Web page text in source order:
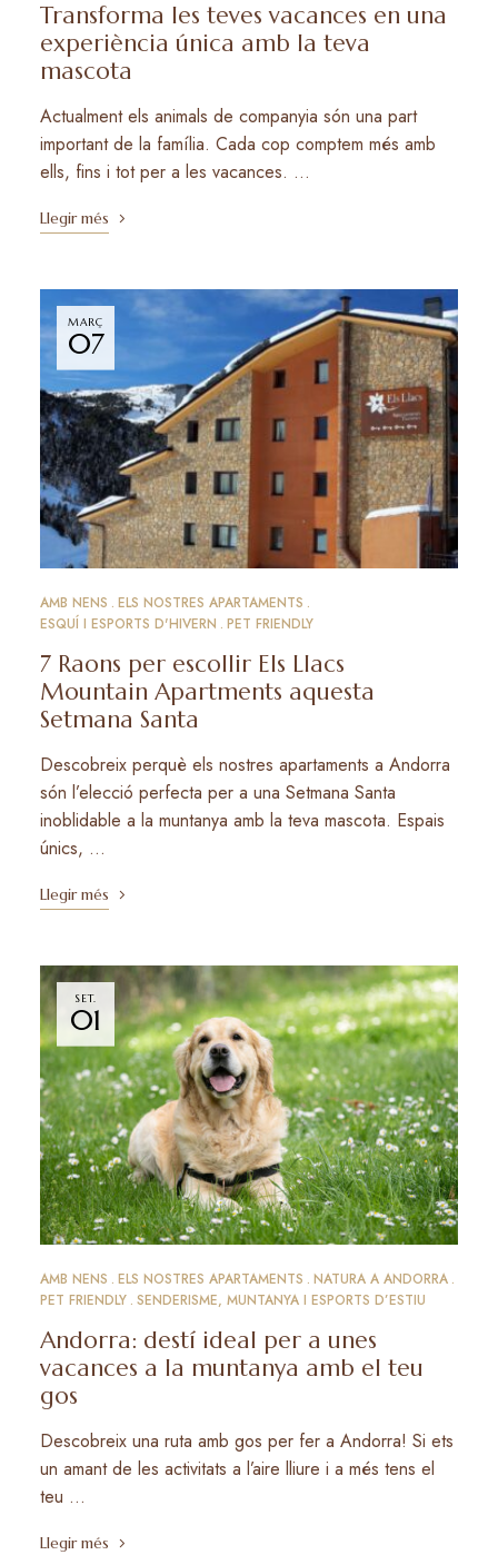
Transforma les teves vacances en una
experiència única amb la teva
mascota
Actualment els animals de companyia són una part
important de la família. Cada cop comptem més amb
ells, fins i tot per a les vacances. …
Llegir més
MARÇ
07
AMB NENS ELS NOSTRES APARTAMENTS
ESQUÍ I ESPORTS D'HIVERN PET FRIENDLY
7 Raons per escollir Els Llacs
Mountain Apartments aquesta
Setmana Santa
Descobreix perquè els nostres apartaments a Andorra
són l’elecció perfecta per a una Setmana Santa
inoblidable a la muntanya amb la teva mascota. Espais
únics, …
Llegir més
SET.
01
AMB NENS ELS NOSTRES APARTAMENTS NATURA A ANDORRA
PET FRIENDLY SENDERISME, MUNTANYA I ESPORTS D’ESTIU
Andorra: destí ideal per a unes
vacances a la muntanya amb el teu
gos
Descobreix una ruta amb gos per fer a Andorra! Si ets
un amant de les activitats a l’aire lliure i a més tens el
teu …
Llegir més